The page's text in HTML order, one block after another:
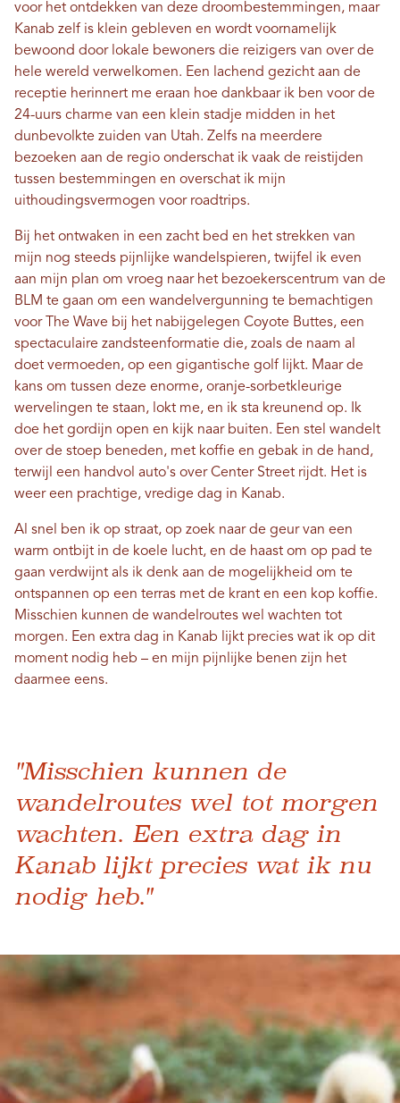
voor het ontdekken van deze droombestemmingen, maar
Kanab zelf is klein gebleven en wordt voornamelijk
bewoond door lokale bewoners die reizigers van over de
hele wereld verwelkomen. Een lachend gezicht aan de
receptie herinnert me eraan hoe dankbaar ik ben voor de
24-uurs charme van een klein stadje midden in het
dunbevolkte zuiden van Utah. Zelfs na meerdere
bezoeken aan de regio onderschat ik vaak de reistijden
tussen bestemmingen en overschat ik mijn
uithoudingsvermogen voor roadtrips.
Bij het ontwaken in een zacht bed en het strekken van
mijn nog steeds pijnlijke wandelspieren, twijfel ik even
aan mijn plan om vroeg naar het bezoekerscentrum van de
BLM te gaan om een ​​wandelvergunning te bemachtigen
voor The Wave bij het nabijgelegen Coyote Buttes, een
spectaculaire zandsteenformatie die, zoals de naam al
doet vermoeden, op een gigantische golf lijkt. Maar de
kans om tussen deze enorme, oranje-sorbetkleurige
wervelingen te staan, lokt me, en ik sta kreunend op. Ik
doe het gordijn open en kijk naar buiten. Een stel wandelt
over de stoep beneden, met koffie en gebak in de hand,
terwijl een handvol auto's over Center Street rijdt. Het is
weer een prachtige, vredige dag in Kanab.
Al snel ben ik op straat, op zoek naar de geur van een
warm ontbijt in de koele lucht, en de haast om op pad te
gaan verdwijnt als ik denk aan de mogelijkheid om te
ontspannen op een terras met de krant en een kop koffie.
Misschien kunnen de wandelroutes wel wachten tot
morgen. Een extra dag in Kanab lijkt precies wat ik op dit
moment nodig heb – en mijn pijnlijke benen zijn het
daarmee eens.
"Misschien kunnen de
wandelroutes wel tot morgen
wachten. Een extra dag in
Kanab lijkt precies wat ik nu
nodig heb."